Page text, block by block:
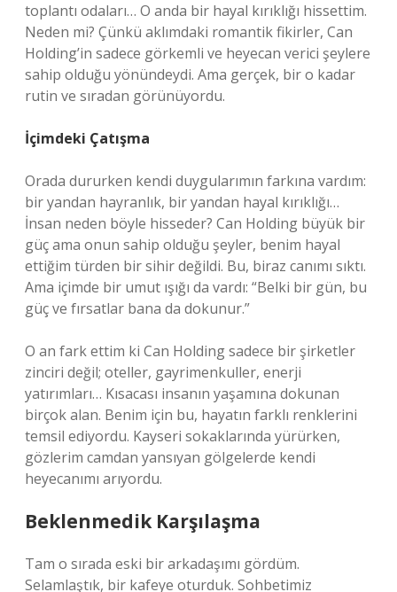
toplantı odaları… O anda bir hayal kırıklığı hissettim.
Neden mi? Çünkü aklımdaki romantik fikirler, Can
Holding’in sadece görkemli ve heyecan verici şeylere
sahip olduğu yönündeydi. Ama gerçek, bir o kadar
rutin ve sıradan görünüyordu.
İçimdeki Çatışma
Orada dururken kendi duygularımın farkına vardım:
bir yandan hayranlık, bir yandan hayal kırıklığı…
İnsan neden böyle hisseder? Can Holding büyük bir
güç ama onun sahip olduğu şeyler, benim hayal
ettiğim türden bir sihir değildi. Bu, biraz canımı sıktı.
Ama içimde bir umut ışığı da vardı: “Belki bir gün, bu
güç ve fırsatlar bana da dokunur.”
O an fark ettim ki Can Holding sadece bir şirketler
zinciri değil; oteller, gayrimenkuller, enerji
yatırımları… Kısacası insanın yaşamına dokunan
birçok alan. Benim için bu, hayatın farklı renklerini
temsil ediyordu. Kayseri sokaklarında yürürken,
gözlerim camdan yansıyan gölgelerde kendi
heyecanımı arıyordu.
Beklenmedik Karşılaşma
Tam o sırada eski bir arkadaşımı gördüm.
Selamlaştık, bir kafeye oturduk. Sohbetimiz